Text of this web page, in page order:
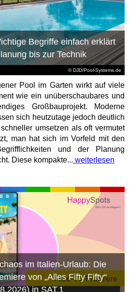
© DJD/Pool-Systems.de
Begriffe einfach erklärt
bis zur Technik
Pool im Garten wirkt auf viele
wie ein unüberschaubares und
Großbauprojekt. Moderne
sich heutzutage jedoch deutlich
umsetzen als oft vermutet
man hat sich im Vorfeld mit den
und der Planung
Diese kompakte... weiterlesen
im Italien-Urlaub: Die
von „Alles Fifty Fifty“
in SAT.1